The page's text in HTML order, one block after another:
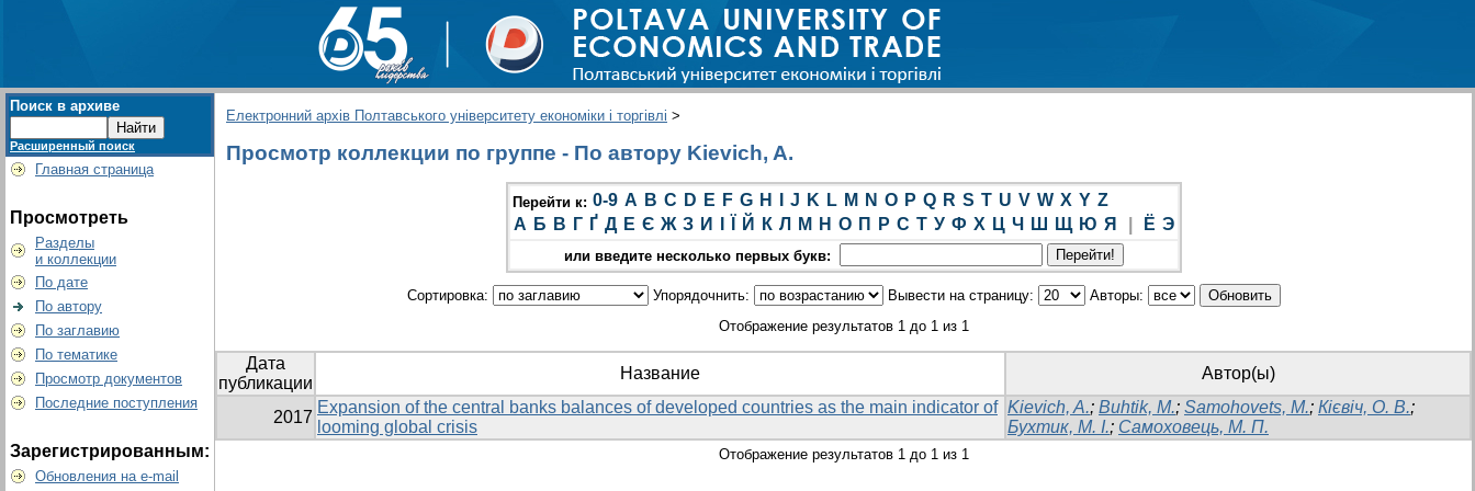
Поиск в архиве
Расширенный поиск
Главная страница
Просмотреть
Разделы
и коллекции
По дате
По автору
По заглавию
По тематике
Просмотр документов
Последние поступления
Зарегистрированным:
Обновления на e-mail
Електронний архів Полтавського університету економіки і торгівлі >
Просмотр коллекции по группе - По автору Kievich, A.
Перейти к: 0-9 A B C D E F G H J K L M N O P Q R S T U V W X Y Z
А Б В Г Ґ Д Е Є Ж З И Й К Л М Н О П Р С Т У Ф Х Ц Ч Ш Щ Ю Я Ё Э
или введите несколько первых букв:
Сортировка: Упорядочнить: Вывести на страницу:
Авторы:
Отображение результатов 1 до 1 из 1
Дата
публикации
Название Автор(ы)
2017
Expansion of the central banks balances of developed countries as the main indicator of
looming global crisis
Kievich, A.; Buhtik, M.; Samohovets, M.; Кієвіч, О. В.;
Бухтик, М. І.; Самоховець, М. П.
Отображение результатов 1 до 1 из 1